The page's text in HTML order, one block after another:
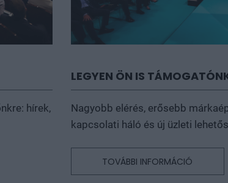
hírek,
LEGYEN ÖN IS
Nagyobb elérés, erősebb
kapcsolati háló és új üzleti
TOVÁBBI INFORMÁCIÓ